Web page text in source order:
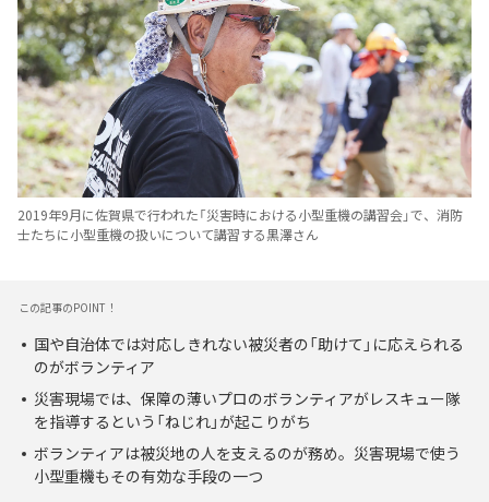
2019年9月に佐賀県で行われた「災害時における小型重機の講習会」で、消防
士たちに小型重機の扱いについて講習する黒澤さん
この記事のPOINT！
国や自治体では対応しきれない被災者の「助けて」に応えられる
のがボランティア
災害現場では、保障の薄いプロのボランティアがレスキュー隊
を指導するという「ねじれ」が起こりがち
ボランティアは被災地の人を支えるのが務め。災害現場で使う
小型重機もその有効な手段の一つ